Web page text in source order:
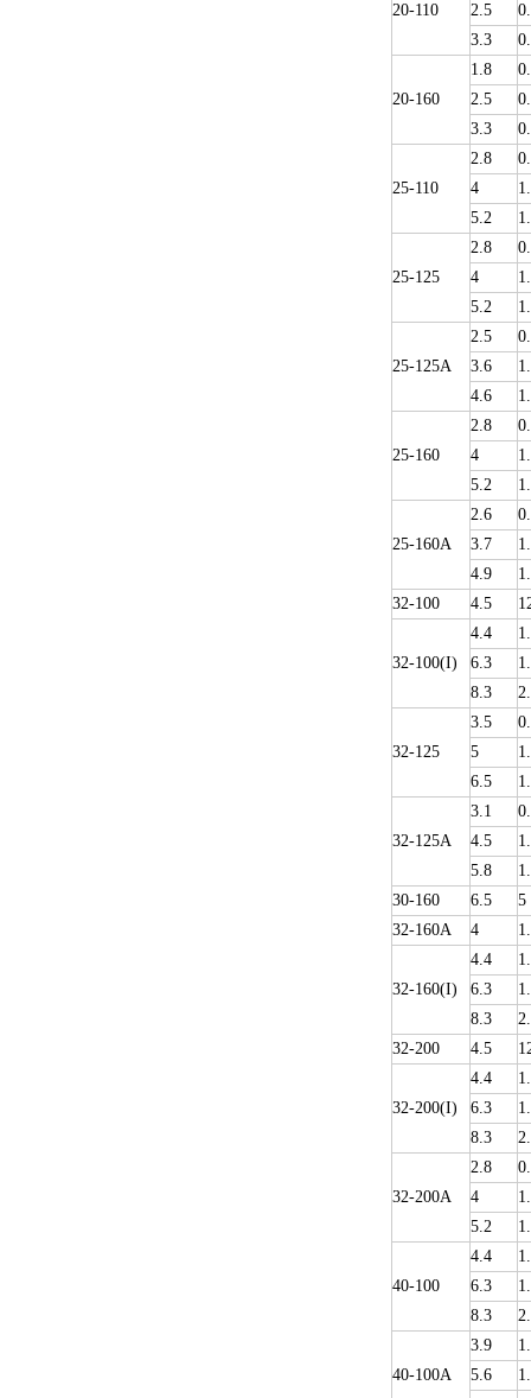
20-110
2.5
3.3
20-160
1.8
2.5
3.3
25-110
2.8
4
5.2
25-125
2.8
4
5.2
25-125A
2.5
3.6
4.6
25-160
2.8
4
5.2
25-160A
2.6
3.7
4.9
32-100
4.5
32-100(I)
4.4
6.3
8.3
32-125
3.5
5
6.5
32-125A
3.1
4.5
5.8
30-160
6.5
5
32-160A
4
32-160(I)
4.4
6.3
8.3
32-200
4.5
32-200(I)
4.4
6.3
8.3
32-200A
2.8
4
5.2
40-100
4.4
6.3
8.3
40-100A
3.9
5.6